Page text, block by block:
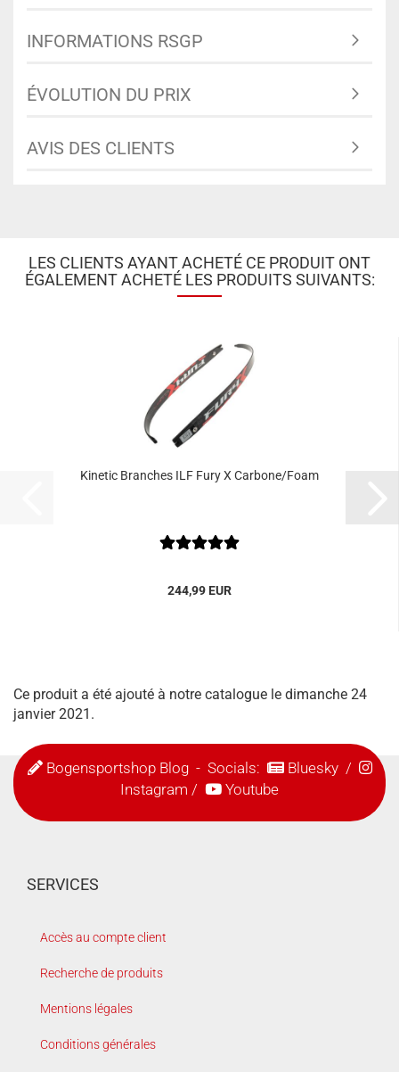
INFORMATIONS RSGP
ÉVOLUTION DU PRIX
AVIS DES CLIENTS
LES CLIENTS AYANT ACHETÉ CE PRODUIT ONT
ÉGALEMENT ACHETÉ LES PRODUITS SUIVANTS:
Kinetic Branches ILF Fury X Carbone/Foam
244,99 EUR
Ce produit a été ajouté à notre catalogue le dimanche 24
janvier 2021.
Bogensportshop Blog- Socials: Bluesky/
Instagram / Youtube
SERVICES
Accès au compte client
Recherche de produits
Mentions légales
Conditions générales